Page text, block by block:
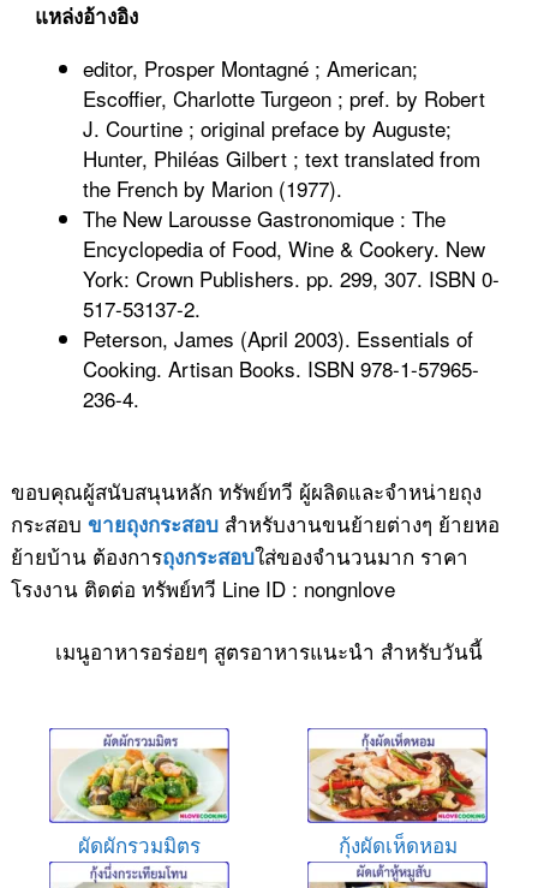
แหล่งอ้างอิง
editor, Prosper Montagné ; American;
Escoffier, Charlotte Turgeon ; pref. by Robert
J. Courtine ; original preface by Auguste;
Hunter, Philéas Gilbert ; text translated from
the French by Marion (1977).
The New Larousse Gastronomique : The
Encyclopedia of Food, Wine & Cookery. New
York: Crown Publishers. pp. 299, 307. ISBN 0-
517-53137-2.
Peterson, James (April 2003). Essentials of
Cooking. Artisan Books. ISBN 978-1-57965-
236-4.
ขอบคุณผู้สนับสนุนหลัก ทรัพย์ทวี ผู้ผลิดและจำหน่ายถุง
กระสอบ ขายถุงกระสอบสำหรับงานขนย้ายต่างๆ ย้ายหอ
ย้ายบ้าน ต้องการถุงกระสอบใส่ของจำนวนมาก ราคา
โรงงาน ติดต่อ ทรัพย์ทวี Line ID : nongnlove
เมนูอาหารอร่อยๆ สูตรอาหารแนะนำ สำหรับวันนี้
ผัดผักรวมมิตร กุ้งผัดเห็ดหอม